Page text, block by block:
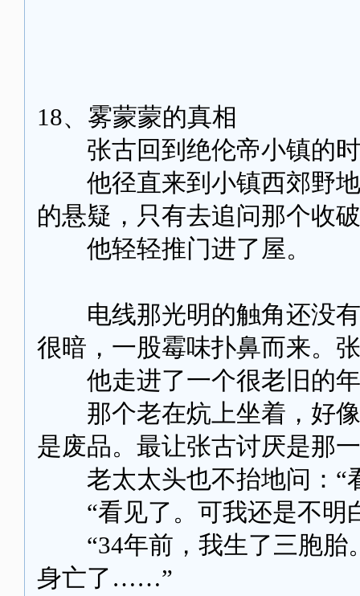
18、雾蒙蒙的真相
张古回到绝伦帝小镇的时
他径直来到小镇西郊野地
的悬疑，只有去追问那个收
他轻轻推门进了屋。
电线那光明的触角还没有
很暗，一股霉味扑鼻而来。
他走进了一个很老旧的
那个老在炕上坐着，好像
是废品。最让张古讨厌是那
老太太头也不抬地问：“
“看见了。可我还是不
“34年前，我生了三胞胎
身亡了……”